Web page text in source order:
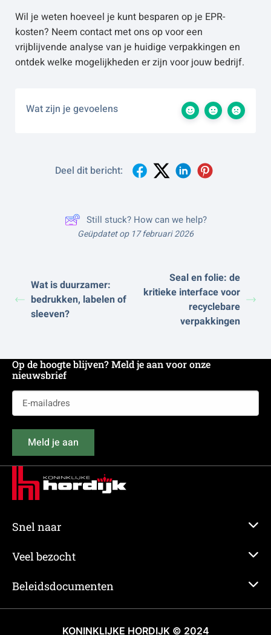
Wil je weten hoeveel je kunt besparen op je EPR-
kosten? Neem contact met ons op voor een
vrijblijvende analyse van je huidige verpakkingen en
ontdek welke mogelijkheden er zijn voor jouw bedrijf.
Wat zijn je gevoelens
Deel dit bericht:
Still stuck? How can we help?
Geüpdatet op 17 februari 2026
Wat is duurzamer:
bedrukken, labelen of
sleeven?
Seal en folie: de
kritieke interface voor
recyclebare
verpakkingen
Op de hoogte blijven? Meld je aan voor onze
nieuwsbrief
mailadres
(Vereist)
Meld je aan
Snel naar
Veel bezocht
Beleidsdocumenten
KONINKLIJKE HORDIJK © 2024